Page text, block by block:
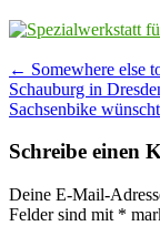
Post
navigation
← Somewhere else
Schauburg in
Sachsenbike
Schreibe einen
Deine E-Mail-
Felder sind mit *